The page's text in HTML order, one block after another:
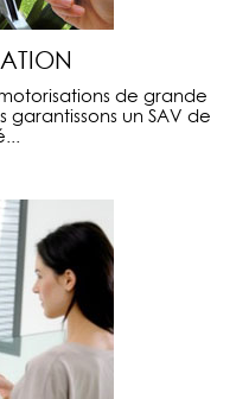
de grande
un SAV de